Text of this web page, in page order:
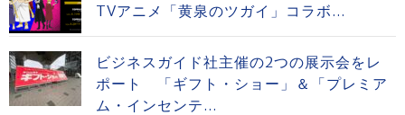
TVアニメ「黄泉のツガイ」コラボ...
ビジネスガイド社主催の2つの展示会をレ
ポート 「ギフト・ショー」＆「プレミア
ム・インセンテ...